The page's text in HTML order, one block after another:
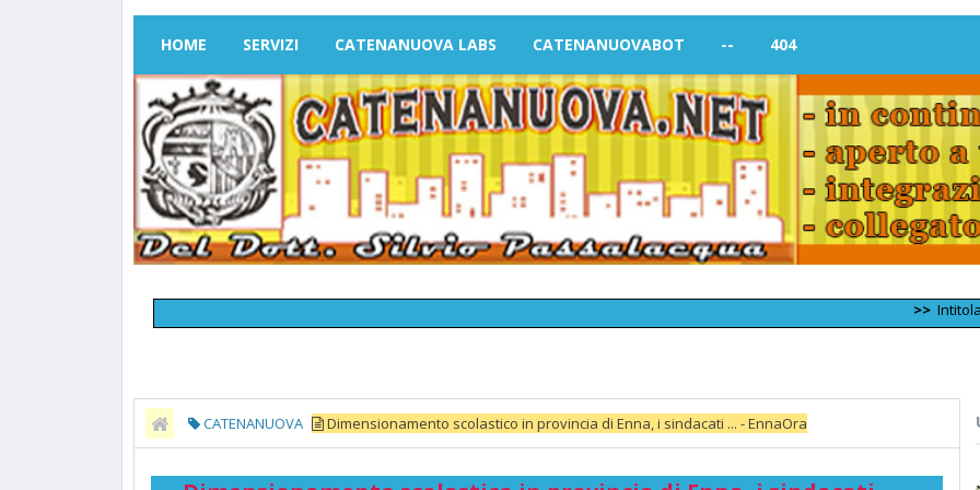
HOME SERVIZI CATENANUOVA LABS CATENANUOVABOT -- 404
Intitolazione
CATENANUOVA Dimensionamento scolastico in provincia di Enna, i sindacati ... - EnnaOra